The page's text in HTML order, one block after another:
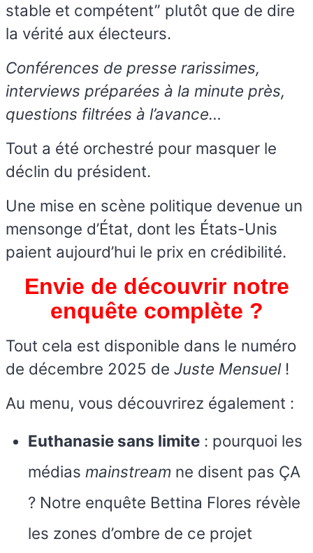
stable et compétent” plutôt que de dire
la vérité aux électeurs.
Conférences de presse rarissimes,
interviews préparées à la minute près,
questions filtrées à l’avance…
Tout a été orchestré pour masquer le
déclin du président.
Une mise en scène politique devenue un
mensonge d’État, dont les États-Unis
paient aujourd’hui le prix en crédibilité.
Envie de découvrir notre
enquête complète ?
Tout cela est disponible dans le numéro
de décembre 2025 de Juste Mensuel!
Au menu, vous découvrirez également :
Euthanasie sans limite : pourquoi les
médias mainstream ne disent pas ÇA
? Notre enquête Bettina Flores révèle
les zones d’ombre de ce projet